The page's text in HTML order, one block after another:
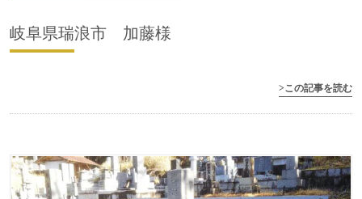
岐阜県瑞浪市 加藤様
>この記事を読む